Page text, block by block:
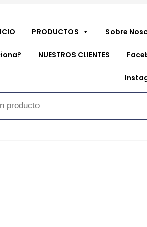
PRODUCTOS Sobre
NUESTROS CLIENTES